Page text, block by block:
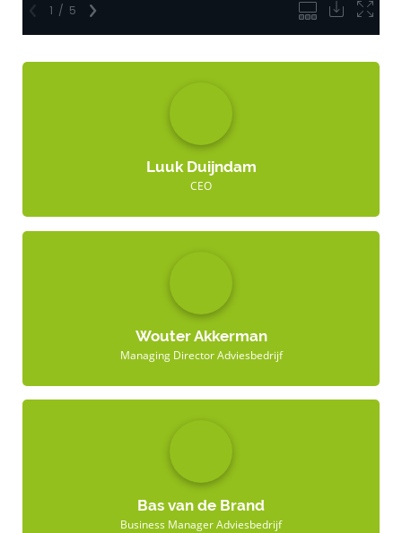
Luuk Duijndam
CEO
Wouter Akkerman
Managing Director Adviesbedrijf
Bas van de Brand
Business Manager Adviesbedrijf